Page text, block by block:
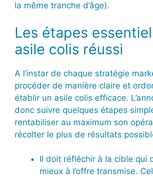
la même tranche d’âge).
Les étapes
asile colis réussi
A l’instar de chaque stratégie
procéder de manière claire et
établir un asile colis efficace.
donc suivre quelques étapes
rentabiliser au maximum son
récolter le plus de résultats
Il doit réfléchir à la cible qui
mieux à l’offre transmise.